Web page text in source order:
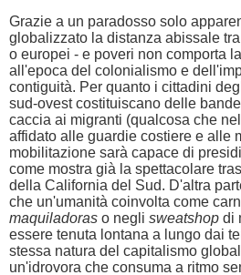
Grazie a un paradosso solo
globalizzato la distanza abissale
o europei - e poveri non comporta
all'epoca del colonialismo e
contiguità. Per quanto i cittadini
sud-ovest costituiscano delle
caccia ai migranti (qualcosa che
affidato alle guardie costiere e alle
mobilitazione sarà capace di
come mostra già la spettacolare
della California del Sud. D'altra
che un'umanità coinvolta come
maquiladoras o negli sweatshop di
essere tenuta lontana a lungo dai
stessa natura del capitalismo
un'idrovora che consuma a ritmo